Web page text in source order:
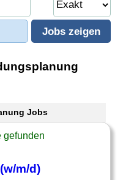
Jobs
gefunden
m/d)